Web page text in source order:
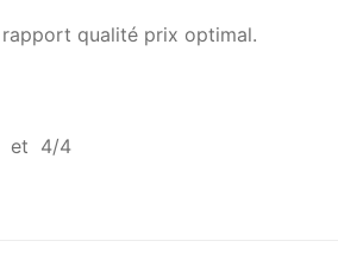
rapport qualité prix optimal.
et 4/4